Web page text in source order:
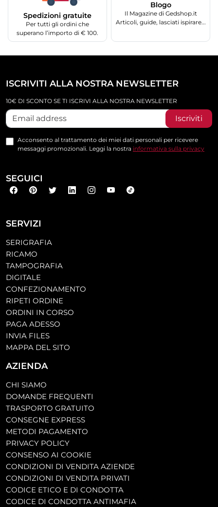
Spedizioni gratuite
Per tutti gli ordini che
superano l’importo di € 100.
Blogo
Il Magazine di Gedshop.it
Articoli, guide, lasciati ispirare...
SERVIZI
SERIGRAFIA
RICAMO
TAMPOGRAFIA
DIGITALE
CONFEZIONAMENTO
RIPETI ORDINE
ORDINI IN CORSO
PAGA ADESSO
INVIA FILES
MAPPA DEL SITO
AZIENDA
CHI SIAMO
DOMANDE FREQUENTI
TRASPORTO GRATUITO
CONSEGNE EXPRESS
METODI PAGAMENTO
PRIVACY POLICY
CONSENSO AI COOKIE
CONDIZIONI DI VENDITA AZIENDE
CONDIZIONI DI VENDITA PRIVATI
CODICE ETICO E DI CONDOTTA
CODICE DI CONDOTTA ANTIMAFIA
ISCRIVITI ALLA NOSTRA NEWSLETTER
10€ DI SCONTO SE TI ISCRIVI ALLA NOSTRA NEWSLETTER
Iscriviti
Acconsento al trattamento dei miei dati personali per ricevere
messaggi promozionali. Leggi la nostra informativa sulla privacy
SEGUICI